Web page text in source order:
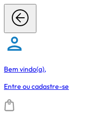
Bem vindo(a),
Entre oucadastre-se